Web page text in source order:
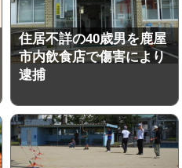
住居不詳の40歳男を鹿屋
市内飲食店で傷害により
逮捕